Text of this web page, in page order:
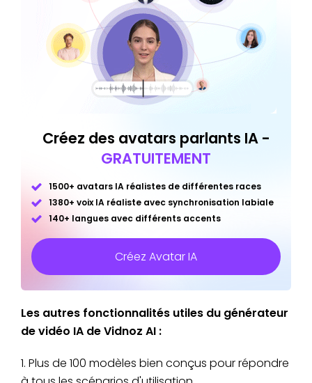
Créez des avatars parlants IA -
GRATUITEMENT
1500+ avatars IA réalistes de différentes races
1380+ voix IA réaliste avec synchronisation labiale
140+ langues avec différents accents
Créez Avatar IA
Les autres fonctionnalités utiles du générateur
de vidéo IA de Vidnoz AI :
1. Plus de 100 modèles bien conçus pour répondre